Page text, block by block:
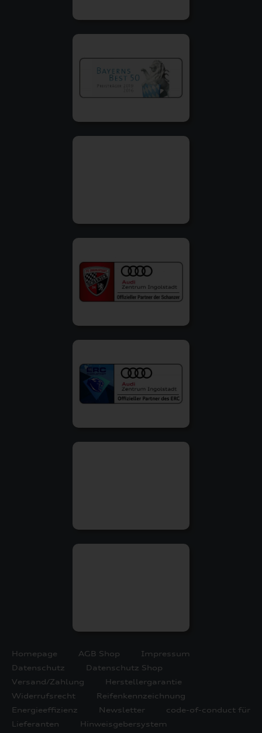
Homepage AGB Shop
Impressum
Datenschutz
Datenschutz Shop
Versand/Zahlung
Herstellergarantie
Widerrufsrecht
Reifenkennzeichnung
Energieeffizienz
Newsletter
code-of-conduct für
Lieferanten
Hinweisgebersystem